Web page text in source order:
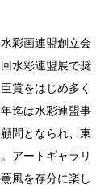
彩画連盟創立会
水彩連盟展で奨
賞をはじめ多く
迄は水彩連盟事
問となられ、東
アートギャラリ
風を存分に楽し